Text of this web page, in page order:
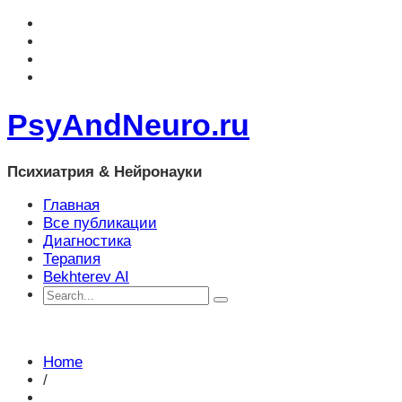
PsyAndNeuro.ru
Психиатрия & Нейронауки
Главная
Все публикации
Диагностика
Терапия
Bekhterev AI
Home
/